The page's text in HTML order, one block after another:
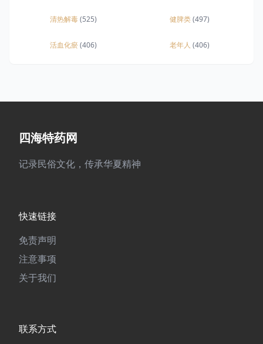
清热解毒(525) 健脾类(497)
活血化瘀(406) 老年人 (406)
四海特药网
记录民俗文化，传承华夏精神
快速链接
免责声明
注意事项
关于我们
联系方式